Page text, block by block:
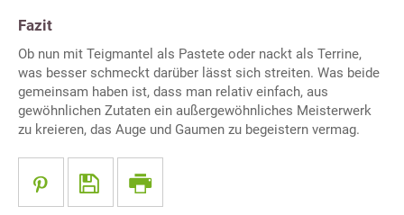
Fazit
Ob nun mit Teigmantel als Pastete oder nackt als Terrine,
was besser schmeckt darüber lässt sich streiten. Was beide
gemeinsam haben ist, dass man relativ einfach, aus
gewöhnlichen Zutaten ein außergewöhnliches Meisterwerk
zu kreieren, das Auge und Gaumen zu begeistern vermag.